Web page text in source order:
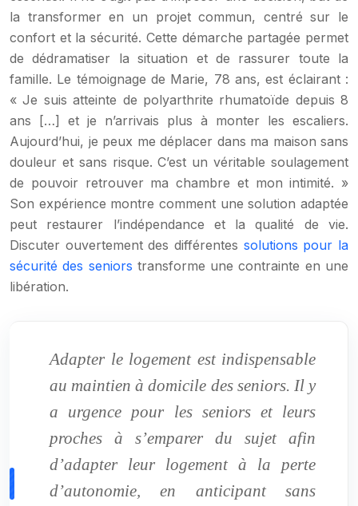
la transformer en un projet commun, centré sur le
confort et la sécurité. Cette démarche partagée permet
de dédramatiser la situation et de rassurer toute la
famille. Le témoignage de Marie, 78 ans, est éclairant :
« Je suis atteinte de polyarthrite rhumatoïde depuis 8
ans […] et je n’arrivais plus à monter les escaliers.
Aujourd’hui, je peux me déplacer dans ma maison sans
douleur et sans risque. C’est un véritable soulagement
de pouvoir retrouver ma chambre et mon intimité. »
Son expérience montre comment une solution adaptée
peut restaurer l’indépendance et la qualité de vie.
Discuter ouvertement des différentes solutions pour la
sécurité des seniors transforme une contrainte en une
libération.
Adapter le logement est indispensable
au maintien à domicile des seniors. Il y
a urgence pour les seniors et leurs
proches à s’emparer du sujet afin
d’adapter leur logement à la perte
d’autonomie, en anticipant sans